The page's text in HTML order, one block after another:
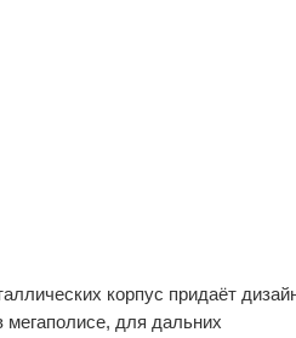
корпус придаёт
для дальних